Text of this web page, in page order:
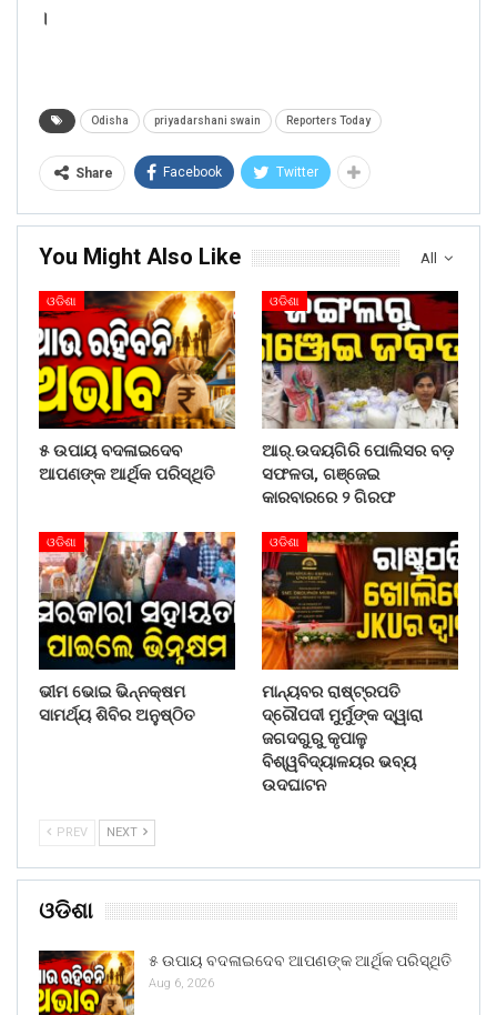
।
Odisha priyadarshani swain Reporters Today
Share Facebook Twitter
All
You Might Also Like
ଓଡିଶା
୫ ଉପାୟ ବଦଳାଇଦେବ
ଆପଣଙ୍କ ଆର୍ଥିକ ପରିସ୍ଥିତି
ଓଡିଶା
ଆର୍.ଉଦୟଗିରି ପୋଲିସର ବଡ଼
ସଫଳତା, ଗଞ୍ଜେଇ
କାରବାରରେ ୨ ଗିରଫ
ଓଡିଶା
ଭୀମ ଭୋଇ ଭିନ୍ନକ୍ଷମ
ସାମର୍ଥ୍ୟ ଶିବିର ଅନୁଷ୍ଠିତ
ଓଡିଶା
ମାନ୍ୟବର ରାଷ୍ଟ୍ରପତି
ଦ୍ରୌପଦୀ ମୁର୍ମୁଙ୍କ ଦ୍ୱାରା
ଜଗଦଗୁରୁ କୃପାଳୁ
ବିଶ୍ୱବିଦ୍ୟାଳୟର ଭବ୍ୟ
ଉଦଘାଟନ
PREV NEXT
ଓଡିଶା
୫ ଉପାୟ ବଦଳାଇଦେବ ଆପଣଙ୍କ ଆର୍ଥିକ ପରିସ୍ଥିତି
Aug 6, 2026